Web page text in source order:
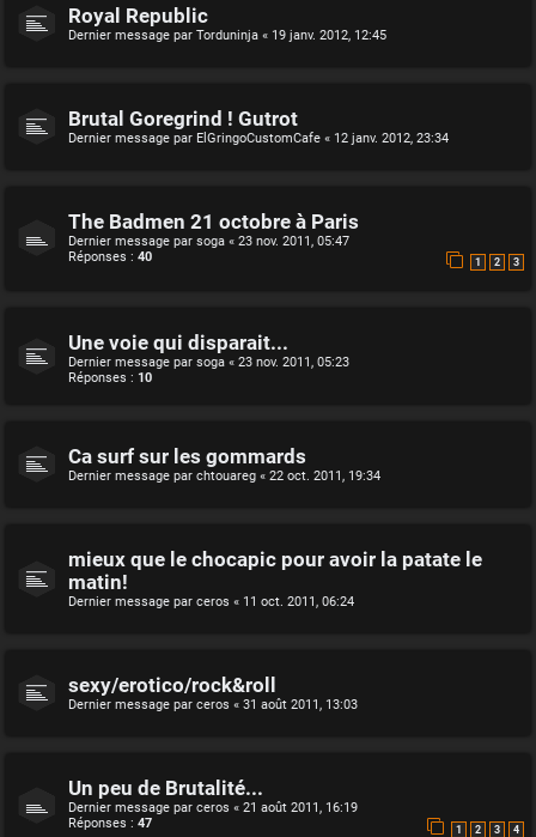
Royal Republic
Dernier message par Torduninja « 19 janv. 2012, 12:45
Brutal Goregrind ! Gutrot
Dernier message par ElGringoCustomCafe « 12 janv. 2012, 23:34
The Badmen 21 octobre à Paris
Dernier message par soga « 23 nov. 2011, 05:47
Réponses : 40 1 2 3
Une voie qui disparait...
Dernier message par soga « 23 nov. 2011, 05:23
Réponses : 10
Ca surf sur les gommards
Dernier message par chtouareg « 22 oct. 2011, 19:34
mieux que le chocapic pour avoir la patate le
matin!
Dernier message par ceros « 11 oct. 2011, 06:24
sexy/erotico/rock&roll
Dernier message par ceros « 31 août 2011, 13:03
Un peu de Brutalité...
Dernier message par ceros « 21 août 2011, 16:19
Réponses : 47 1 2 3 4